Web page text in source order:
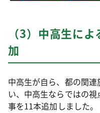
（3）中高生に
加
中高生が自ら、都の関
い、中高生ならではの
事を11本追加しました。